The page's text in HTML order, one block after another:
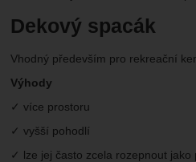
Dekový spacák
Vhodný především pro rekreační
Výhody
✓ více prostoru
✓ vyšší pohodlí
✓ lze jej často zcela rozepnout jako